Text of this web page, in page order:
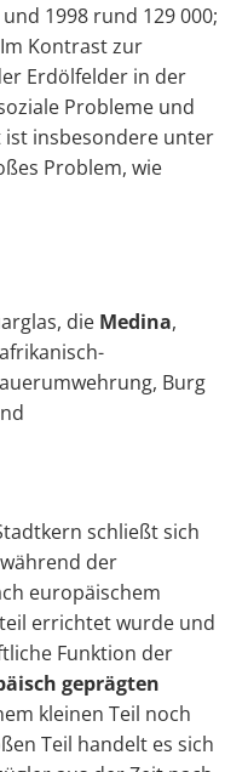
1998 rund 129 000;
Kontrast zur
Erdölfelder in der
Probleme und
ist insbesondere unter
Problem, wie
die Medina,
Burg
schließt sich
der
europäischem
errichtet wurde und
Funktion der
geprägten
kleinen Teil noch
Teil handelt es sich